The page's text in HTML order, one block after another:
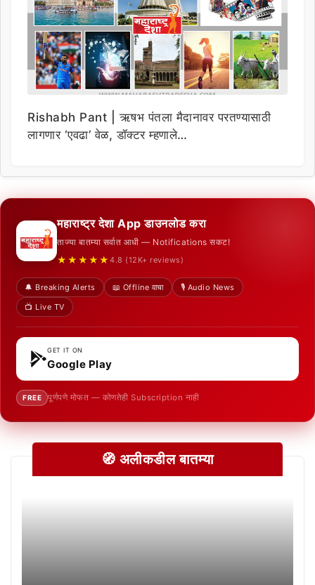
Rishabh Pant | ऋषभ पंतला मैदानावर परतण्यासाठी
लागणार ‘एवढा’ वेळ, डॉक्टर म्हणाले…
महाराष्ट्र देशा App डाउनलोड करा
ताज्या बातम्या सर्वात आधी — Notifications सकट!
★★★★★ 4.8 (12K+ reviews)
🔔 Breaking Alerts 📖 Offline वाचा
🎙️ Audio News
📺 Live TV
GET IT ON
Google Play
FREE पूर्णपणे मोफत — कोणतेही Subscription नाही
🧭 अलीकडील बातम्या